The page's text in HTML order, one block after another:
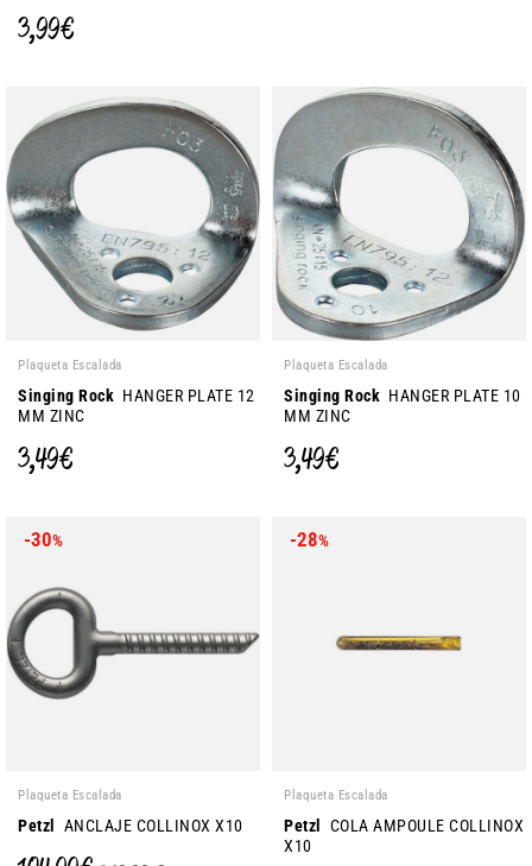
3,99 €
Plaqueta Escalada
Singing Rock HANGER PLATE 12
MM ZINC
3,49 €
Plaqueta Escalada
Singing Rock HANGER PLATE 10
MM ZINC
3,49 €
-30%
Plaqueta Escalada
Petzl ANCLAJE COLLINOX X10
-28%
Plaqueta Escalada
Petzl
COLA AMPOULE COLLINOX
X10